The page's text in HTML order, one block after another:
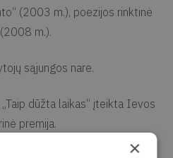
(2003 m.), poezijos rinktinė
m.).
sąjungos nare.
dūžta laikas“ įteikta Ievos
premija.
×